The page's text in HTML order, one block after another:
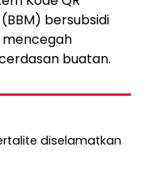
bersubsidi
mencegah
buatan.
diselamatkan